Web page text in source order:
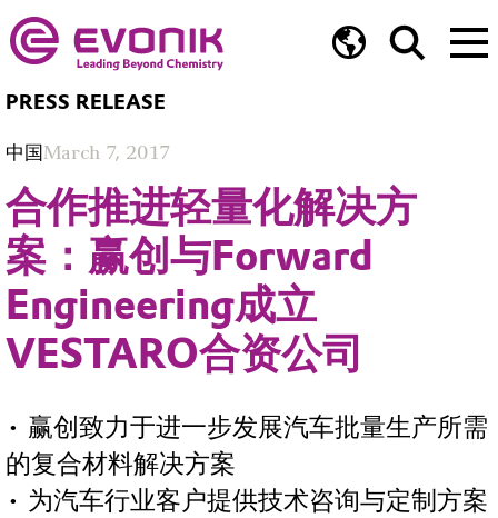
PRESS RELEASE
中国March 7, 2017
合作推进轻量化解决方
案：赢创与Forward
Engineering成立
VESTARO合资公司
• 赢创致力于进一步发展汽车批量生产所需
的复合材料解决方案
• 为汽车行业客户提供技术咨询与定制方案